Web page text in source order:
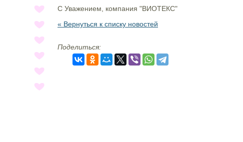
С Уважением, компания "ВИОТЕКС"
« Вернуться к списку новостей
Поделиться: